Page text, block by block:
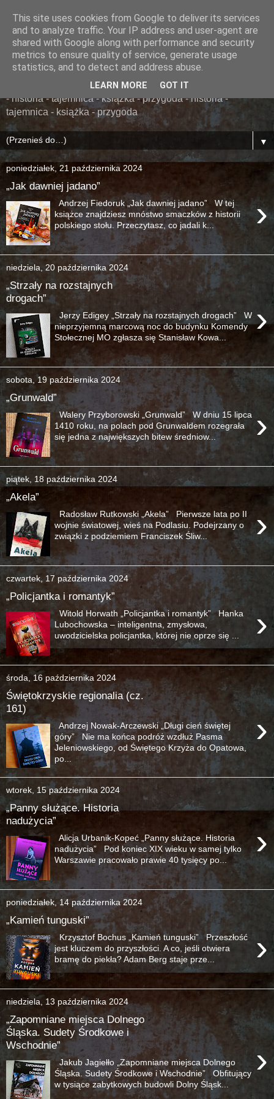
......... ZAPOMNIANA
BIBLIOTEKA ........
książka - przygoda - historia - tajemnica - książka - przygoda
- historia - tajemnica - książka - przygoda - historia -
tajemnica - książka - przygoda
▼
poniedziałek, 21 października 2024
„Jak dawniej jadano”
›
Andrzej Fiedoruk „Jak dawniej jadano” W tej
książce znajdziesz mnóstwo smaczków z historii
polskiego stołu. Przeczytasz, co jadali k...
niedziela, 20 października 2024
„Strzały na rozstajnych
drogach”
›
Jerzy Edigey „Strzały na rozstajnych drogach” W
nieprzyjemną marcową noc do budynku Komendy
Stołecznej MO zgłasza się Stanisław Kowa...
sobota, 19 października 2024
„Grunwald”
›
Walery Przyborowski „Grunwald” W dniu 15 lipca
1410 roku, na polach pod Grunwaldem rozegrała
się jedna z największych bitew średniow...
piątek, 18 października 2024
„Akela”
›
Radosław Rutkowski „Akela” Pierwsze lata po II
wojnie światowej, wieś na Podlasiu. Podejrzany o
związki z podziemiem Franciszek Śliw...
czwartek, 17 października 2024
„Policjantka i romantyk”
›
Witold Horwath „Policjantka i romantyk” Hanka
Lubochowska – inteligentna, zmysłowa,
uwodzicielska policjantka, której nie oprze się ...
środa, 16 października 2024
Świętokrzyskie regionalia (cz.
161)
›
Andrzej Nowak-Arczewski „Długi cień świętej
góry” Nie ma końca podróż wzdłuż Pasma
Jeleniowskiego, od Świętego Krzyża do Opatowa,
po...
wtorek, 15 października 2024
„Panny służące. Historia
nadużycia”
›
Alicja Urbanik-Kopeć „Panny służące. Historia
nadużycia” Pod koniec XIX wieku w samej tylko
Warszawie pracowało prawie 40 tysięcy po...
poniedziałek, 14 października 2024
„Kamień tunguski”
›
Krzysztof Bochus „Kamień tunguski” Przeszłość
jest kluczem do przyszłości. A co, jeśli otwiera
bramę do piekła? Adam Berg staje prze...
niedziela, 13 października 2024
„Zapomniane miejsca Dolnego
Śląska. Sudety Środkowe i
Wschodnie”
›
Jakub Jagiełło „Zapomniane miejsca Dolnego
Śląska. Sudety Środkowe i Wschodnie” Obfitujący
w tysiące zabytkowych budowli Dolny Śląsk...
This site uses cookies from Google to deliver its services
and to analyze traffic. Your IP address and user-agent are
shared with Google along with performance and security
metrics to ensure quality of service, generate usage
statistics, and to detect and address abuse.
LEARN MORE GOT IT